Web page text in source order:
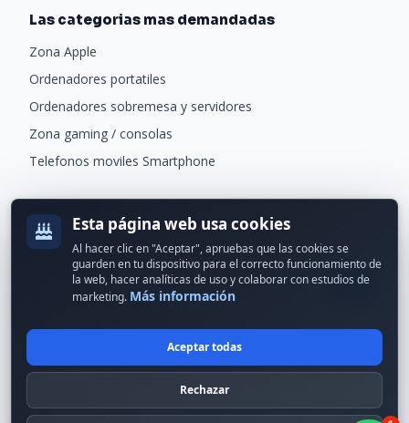
"
Las categorias mas demandadas
Zona Apple
Ordenadores portatiles
Ordenadores sobremesa y servidores
Zona gaming / consolas
Telefonos moviles Smartphone
Recibe ofertas exclusivas y novedades.
© 2024 Erson Tecnología. Todos los derechos reservados.
Política de privacidad
Esta página web usa cookies
Al hacer clic en "Aceptar", apruebas que las cookies se
guarden en tu dispositivo para el correcto funcionamiento de
la web, hacer analíticas de uso y colaborar con estudios de
marketing. Más información
Aceptar todas
Rechazar